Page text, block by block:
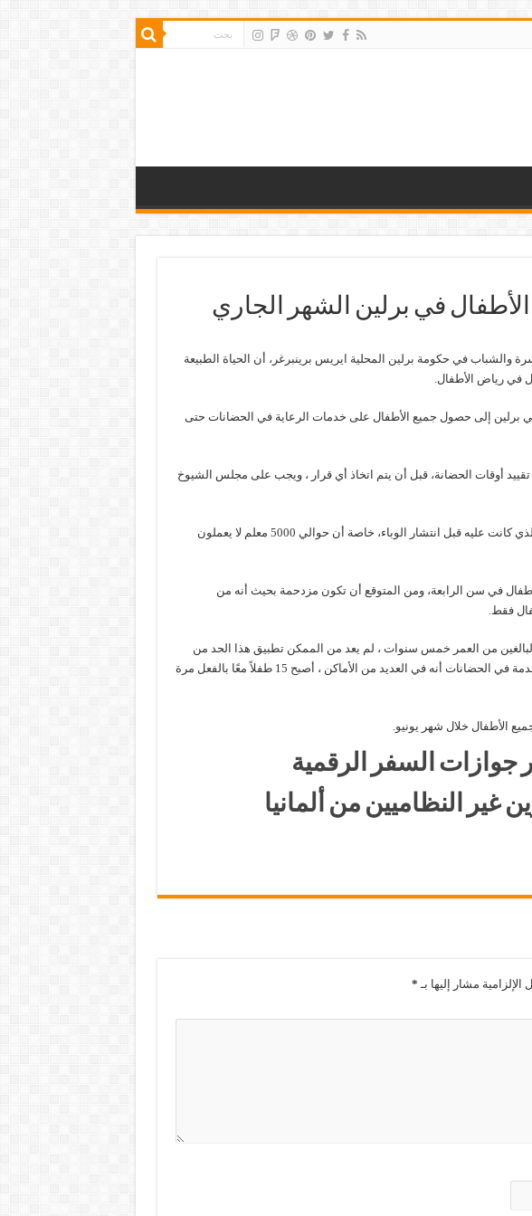
في برلين الشهر الجاري
والشباب في حكومة برلين المحلية ايريس برينبرغر، أن الحياة الطبيعة
في رياض الأطفال.
برلين إلى حصول جميع الأطفال على خدمات الرعاية في الحضانات حتى
أوقات الحضانة، قبل أن يتم اتخاذ أي قرار ، ويجب على مجلس الشيوخ
يذكر أن جميع الحضانات لن تعمل بالشكل الذي كانت عليه قبل انتشار الوباء، خاصة أن حوالي 5000 معلم لا يعملون
فتح الحضانات في 8 يونيو للأطفال في سن الرابعة، ومن المتوقع أن تكون مزدحمة بحيث أنه من
فقط.
من العمر خمس سنوات ، لم يعد من الممكن تطبيق هذا الحد من
المجموعات في كل مكان، ويقدر مقدمو الخدمة في الحضانات أنه في العديد من الأماكن ، أصبح 15 طفلاً معًا بالفعل مرة
الأطفال خلال شهر يونيو.
جوازات السفر الرقمية
غير النظاميين من ألمانيا
الإلزامية مشار إليها بـ *